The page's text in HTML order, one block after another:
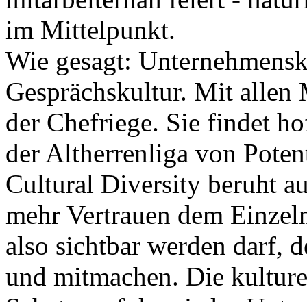
im Mittelpunkt.
Wie gesagt:
Gesprächskultur. Mit
der Chefriege. Sie findet
der Altherrenliga von
Cultural Diversity beruht
mehr Vertrauen dem
also sichtbar werden darf,
und mitmachen. Die